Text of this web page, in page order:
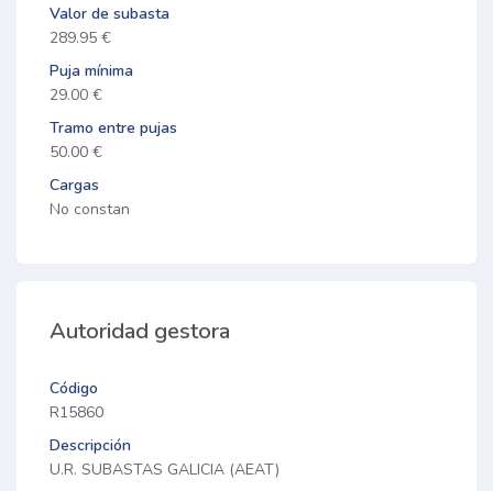
Valor de subasta
289.95 €
Puja mínima
29.00 €
Tramo entre pujas
50.00 €
Cargas
No constan
Autoridad gestora
Código
R15860
Descripción
U.R. SUBASTAS GALICIA (AEAT)